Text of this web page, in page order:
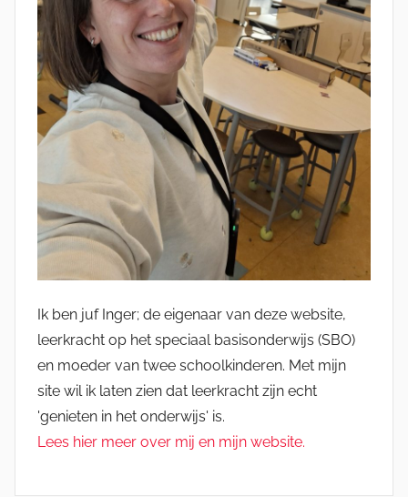
Ik ben juf Inger; de eigenaar van deze website,
leerkracht op het speciaal basisonderwijs (SBO)
en moeder van twee schoolkinderen. Met mijn
site wil ik laten zien dat leerkracht zijn echt
'genieten in het onderwijs' is.
Lees hier meer over mij en mijn website.